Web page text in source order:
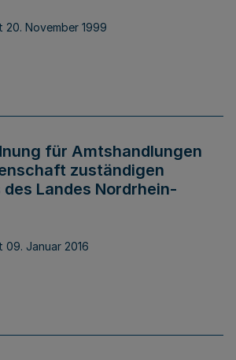
20. November 1999
für Amtshandlungen
zuständigen
Landes Nordrhein-
09. Januar 2016